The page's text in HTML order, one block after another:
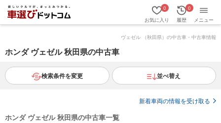
お気に入り
0
履歴
0
メニュー
ヴェゼル （秋田県）の中古車・中古車情報
ホンダ ヴェゼル 秋田県の中古車
検索条件を変更 並べ替え
新着車両の情報を受け取る
ホンダ ヴェゼル 秋田県の中古車一覧